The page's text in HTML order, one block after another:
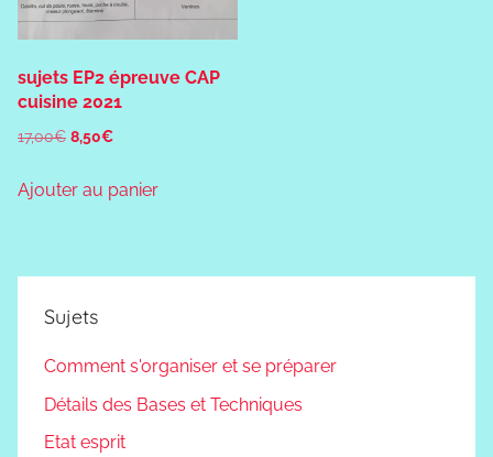
sujets EP2 épreuve CAP
cuisine 2021
17,00€ Le
initial
8,50€Le
actuel
Ajouter au panier
Sujets
Comment s'organiser et se préparer
Détails des Bases et Techniques
Etat esprit